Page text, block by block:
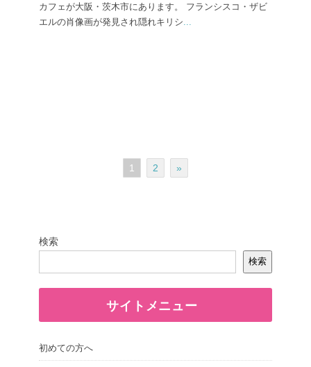
カフェが大阪・茨木市にあります。 フランシスコ・ザビ
エルの肖像画が発見され隠れキリシ
1 2 »
検索
検索
サイトメニュー
初めての方へ